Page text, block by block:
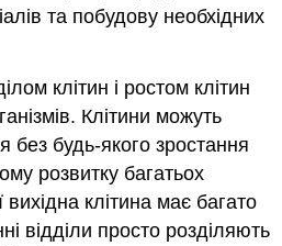
та побудову необхідних
клітин і ростом клітин
Клітини можуть
без будь-якого зростання
розвитку багатьох
вихідна клітина має багато
відділи просто розділяють